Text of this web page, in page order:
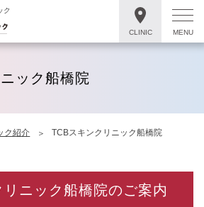
ク
ック船橋院
ク紹介 TCBスキンクリニック船橋院
ニック船橋院のご案内
CLINIC MENU